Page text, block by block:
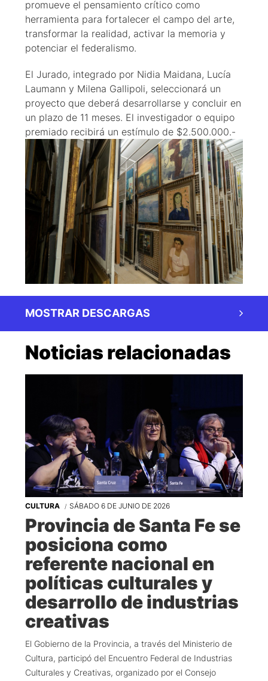
promueve el pensamiento crítico como
herramienta para fortalecer el campo del arte,
transformar la realidad, activar la memoria y
potenciar el federalismo.
El Jurado, integrado por Nidia Maidana, Lucía
Laumann y Milena Gallipoli, seleccionará un
proyecto que deberá desarrollarse y concluir en
un plazo de 11 meses. El investigador o equipo
premiado recibirá un estímulo de $2.500.000.-
MOSTRAR DESCARGAS
Noticias relacionadas
CULTURA SÁBADO 6 DE JUNIO DE 2026
Provincia de Santa Fe se
posiciona como
referente nacional en
políticas culturales y
desarrollo de industrias
creativas
El Gobierno de la Provincia, a través del Ministerio de
Cultura, participó del Encuentro Federal de Industrias
Culturales y Creativas, organizado por el Consejo